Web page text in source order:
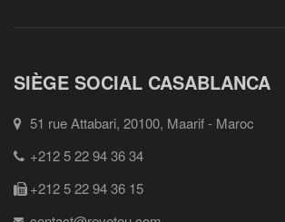
SIÈGE SOCIAL CASABLANCA
51 rue Attabari, 20100, Maarif - Maroc
+212 5 22 94 36 34
+212 5 22 94 36 15